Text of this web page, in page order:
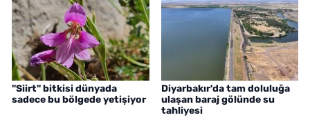
"Siirt" bitkisi dünyada
sadece bu bölgede yetişiyor
Diyarbakır'da tam doluluğa
ulaşan baraj gölünde su
tahliyesi